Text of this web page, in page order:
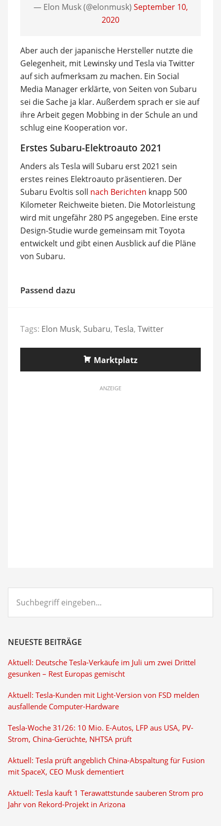
— Elon Musk (@elonmusk) September 10,
2020
Aber auch der japanische Hersteller nutzte die
Gelegenheit, mit Lewinsky und Tesla via Twitter
auf sich aufmerksam zu machen. Ein Social
Media Manager erklärte, von Seiten von Subaru
sei die Sache ja klar. Außerdem sprach er sie auf
ihre Arbeit gegen Mobbing in der Schule an und
schlug eine Kooperation vor.
Erstes Subaru-Elektroauto 2021
Anders als Tesla will Subaru erst 2021 sein
erstes reines Elektroauto präsentieren. Der
Subaru Evoltis soll nach Berichten knapp 500
Kilometer Reichweite bieten. Die Motorleistung
wird mit ungefähr 280 PS angegeben. Eine erste
Design-Studie wurde gemeinsam mit Toyota
entwickelt und gibt einen Ausblick auf die Pläne
von Subaru.
Passend dazu
Tags: Elon Musk, Subaru, Tesla, Twitter
Marktplatz
ANZEIGE
eingeben...
NEUESTE BEITRÄGE
Aktuell: Deutsche Tesla-Verkäufe im Juli um zwei Drittel
gesunken – Rest Europas gemischt
Aktuell: Tesla-Kunden mit Light-Version von FSD melden
ausfallende Computer-Hardware
Tesla-Woche 31/26: 10 Mio. E-Autos, LFP aus USA, PV-
Strom, China-Gerüchte, NHTSA prüft
Aktuell: Tesla prüft angeblich China-Abspaltung für Fusion
mit SpaceX, CEO Musk dementiert
Aktuell: Tesla kauft 1 Terawattstunde sauberen Strom pro
Jahr von Rekord-Projekt in Arizona